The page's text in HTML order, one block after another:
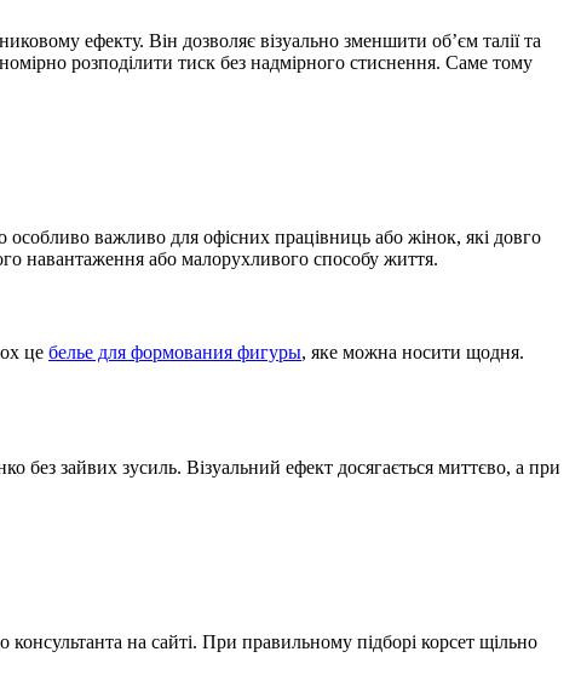
ефекту. Він дозволяє візуально зменшити об’єм талії та
розподілити тиск без надмірного стиснення. Саме тому
важливо для офісних працівниць або жінок, які довго
навантаження або малорухливого способу життя.
це белье для формования фигуры, яке можна носити щодня.
без зайвих зусиль. Візуальний ефект досягається миттєво, а при
на сайті. При правильному підборі корсет щільно